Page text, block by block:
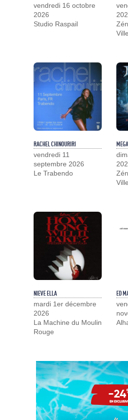
vendredi 16 octobre
2026
Studio Raspail
RACHEL CHINOURIRI
vendredi 11
septembre 2026
Le Trabendo
NIEVE ELLA
mardi 1er décembre
2026
La Machine du Moulin
Rouge
ED